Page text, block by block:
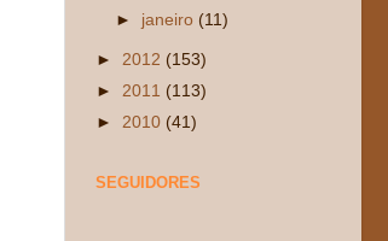
► janeiro (11)
► 2012 (153)
► 2011 (113)
► 2010 (41)
SEGUIDORES